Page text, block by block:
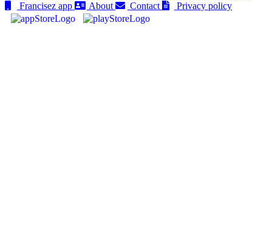
Francisez app
About Contact Privacy policy